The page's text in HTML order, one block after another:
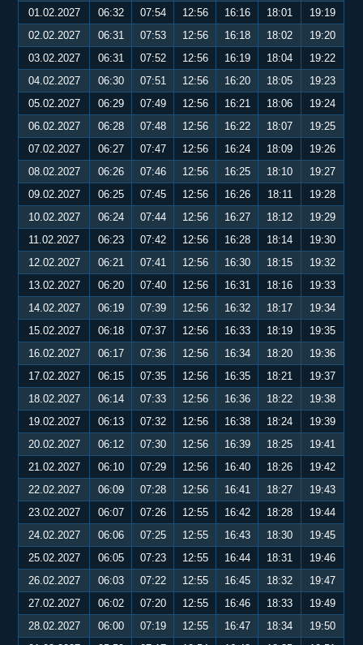
01.02.2027
06:32 07:54 12:56 16:16 18:01
19:19
02.02.2027
06:31 07:53 12:56 16:18 18:02
19:20
03.02.2027
06:31 07:52 12:56 16:19 18:04
19:22
04.02.2027
06:30 07:51 12:56 16:20 18:05
19:23
05.02.2027
06:29 07:49 12:56 16:21 18:06
19:24
06.02.2027
06:28 07:48 12:56 16:22 18:07
19:25
07.02.2027
06:27 07:47 12:56 16:24 18:09
19:26
08.02.2027
06:26 07:46 12:56 16:25 18:10
19:27
09.02.2027
06:25 07:45 12:56 16:26 18:11
19:28
10.02.2027
06:24 07:44 12:56 16:27 18:12
19:29
11.02.2027
06:23 07:42 12:56 16:28 18:14
19:30
12.02.2027
06:21 07:41 12:56 16:30 18:15
19:32
13.02.2027
06:20 07:40 12:56 16:31 18:16
19:33
14.02.2027
06:19 07:39 12:56 16:32 18:17
19:34
15.02.2027
06:18 07:37 12:56 16:33 18:19
19:35
16.02.2027
06:17 07:36 12:56 16:34 18:20
19:36
17.02.2027
06:15 07:35 12:56 16:35 18:21
19:37
18.02.2027
06:14 07:33 12:56 16:36 18:22
19:38
19.02.2027
06:13 07:32 12:56 16:38 18:24
19:39
20.02.2027
06:12 07:30 12:56 16:39 18:25
19:41
21.02.2027
06:10 07:29 12:56 16:40 18:26
19:42
22.02.2027
06:09 07:28 12:56 16:41 18:27
19:43
23.02.2027
06:07 07:26 12:55 16:42 18:28
19:44
24.02.2027
06:06 07:25 12:55 16:43 18:30
19:45
25.02.2027
06:05 07:23 12:55 16:44 18:31
19:46
26.02.2027
06:03 07:22 12:55 16:45 18:32
19:47
27.02.2027
06:02 07:20 12:55 16:46 18:33
19:49
28.02.2027
06:00 07:19 12:55 16:47 18:34
19:50